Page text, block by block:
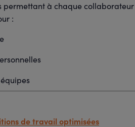
permettant à chaque
:
de travail optimisées